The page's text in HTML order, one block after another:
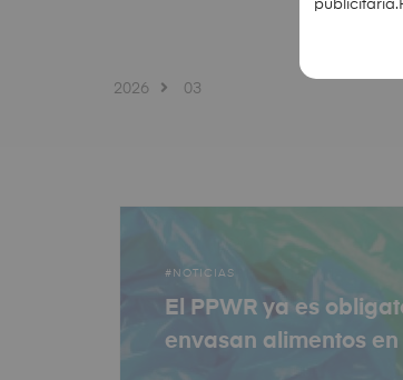
2026 03
NOTICIAS
El PPWR ya es
envasan alimentos en